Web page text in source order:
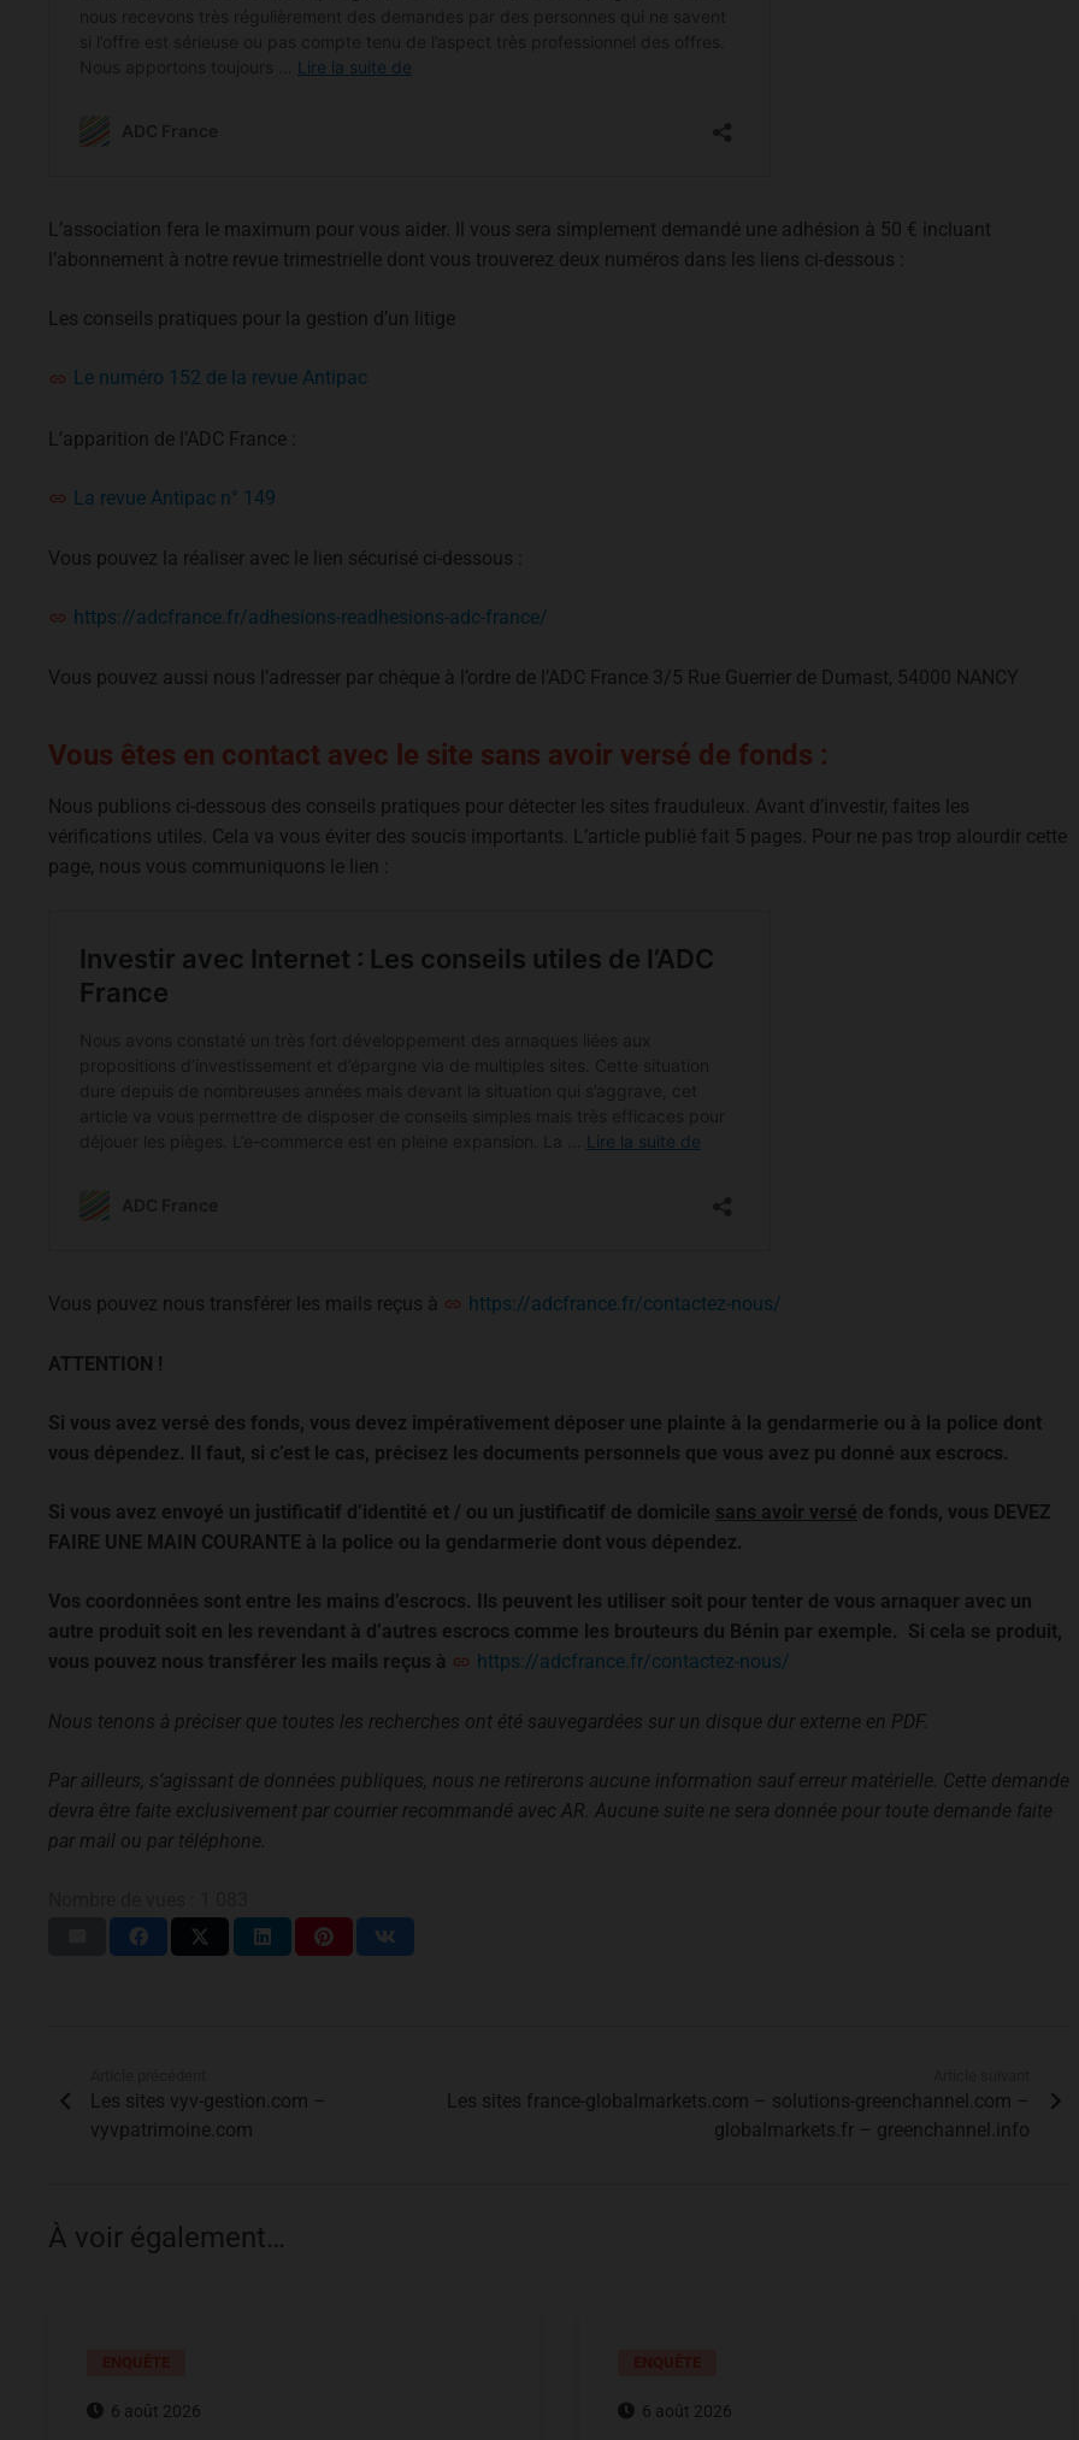
L’association fera le maximum pour vous aider. Il vous sera simplement demandé une adhésion à 50 € incluant
l’abonnement à notre revue trimestrielle dont vous trouverez deux numéros dans les liens ci-dessous :
Les conseils pratiques pour la gestion d’un litige
Le numéro 152 de la revue Antipac
L’apparition de l’ADC France :
La revue Antipac n° 149
Vous pouvez la réaliser avec le lien sécurisé ci-dessous :
https://adcfrance.fr/adhesions-readhesions-adc-france/
Vous pouvez aussi nous l’adresser par chèque à l’ordre de l’ADC France 3/5 Rue Guerrier de Dumast, 54000 NANCY
Vous êtes en contact avec le site sans avoir versé de fonds :
Nous publions ci-dessous des conseils pratiques pour détecter les sites frauduleux. Avant d’investir, faites les
vérifications utiles. Cela va vous éviter des soucis importants. L’article publié fait 5 pages. Pour ne pas trop alourdir cette
page, nous vous communiquons le lien :
Vous pouvez nous transférer les mails reçus à https://adcfrance.fr/contactez-nous/
ATTENTION !
Si vous avez versé des fonds, vous devez impérativement déposer une plainte à la gendarmerie ou à la police dont
vous dépendez. Il faut, si c’est le cas, précisez les documents personnels que vous avez pu donné aux escrocs.
Si vous avez envoyé un justificatif d’identité et / ou un justificatif de domicile sans avoir versé de fonds, vous DEVEZ
FAIRE UNE MAIN COURANTE à la police ou la gendarmerie dont vous dépendez.
Vos coordonnées sont entre les mains d’escrocs. Ils peuvent les utiliser soit pour tenter de vous arnaquer avec un
autre produit soit en les revendant à d’autres escrocs comme les brouteurs du Bénin par exemple. Si cela se produit,
vous pouvez nous transférer les mails reçus à
https://adcfrance.fr/contactez-nous/
Nous tenons à préciser que toutes les recherches ont été sauvegardées sur un disque dur externe en PDF.
Par ailleurs, s’agissant de données publiques, nous ne retirerons aucune information sauf erreur matérielle. Cette demande
devra être faite exclusivement par courrier recommandé avec AR. Aucune suite ne sera donnée pour toute demande faite
par mail ou par téléphone.
Les sites vyv-gestion.com –
vyvpatrimoine.com
Les sites france-globalmarkets.com – solutions-greenchannel.com –
globalmarkets.fr – greenchannel.info
À voir également…
6 août 2026 6 août 2026